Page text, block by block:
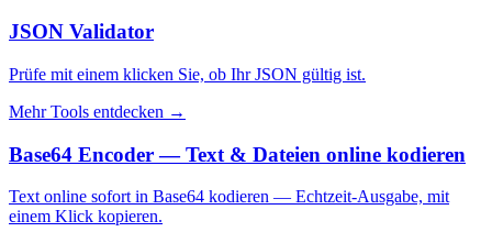
JSON Validator
Prüfe mit einem klicken Sie, ob Ihr JSON gültig ist.
Mehr Tools entdecken →
Base64 Encoder — Text & Dateien online kodieren
Text online sofort in Base64 kodieren — Echtzeit-Ausgabe, mit
einem Klick kopieren.